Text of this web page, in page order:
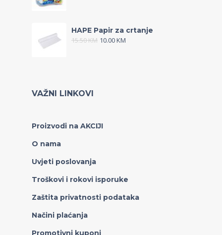
HAPE Papir za crtanje
15.50KM 10.00KM
VAŽNI LINKOVI
Proizvodi na AKCIJI
O nama
Uvjeti poslovanja
Troškovi i rokovi isporuke
Zaštita privatnosti podataka
Načini plaćanja
Promotivni kuponi